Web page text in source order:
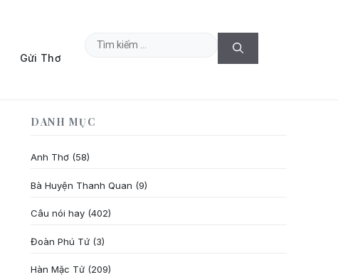
Gửi Thơ
Tìm
DANH MỤC
Anh Thơ (58)
Bà Huyện Thanh Quan (9)
Câu nói hay (402)
Đoàn Phú Tứ (3)
Hàn Mặc Tử (209)